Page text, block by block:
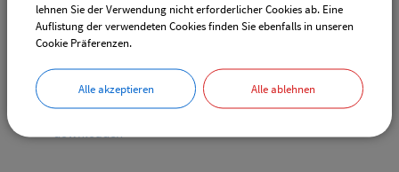
Downloads
Die gefundenen Termine als iCal-Kalenderdatei
downloaden
lehnen Sie der Verwendung nicht erforderlicher Cookies ab. Eine
Auflistung der verwendeten Cookies finden Sie ebenfalls in unseren
Cookie Präferenzen.
Alle akzeptieren Alle ablehnen